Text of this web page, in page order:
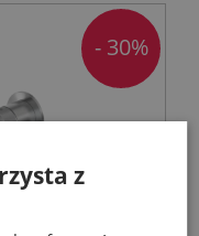
- 30%
z